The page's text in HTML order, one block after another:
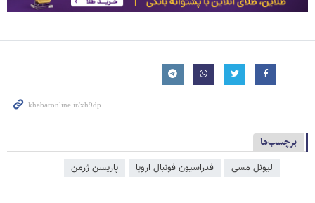
برچسب‌ها
لیونل مسی فدراسیون فوتبال اروپا پاریسن ژرمن